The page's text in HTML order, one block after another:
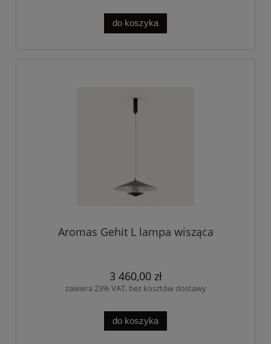
do koszyka
Aromas Gehit L lampa wisząca
3 460,00 zł
zawiera 23% VAT, bez kosztów dostawy
do koszyka